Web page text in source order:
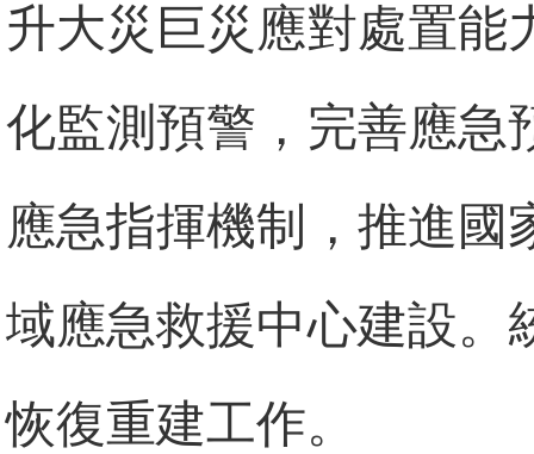
升大災巨災應對處置能
化監測預警，完善應急
應急指揮機制，推進國
域應急救援中心建設。
恢復重建工作。